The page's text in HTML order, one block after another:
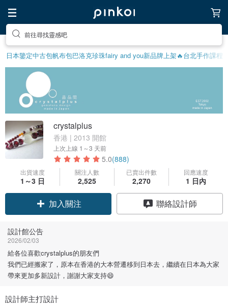
前往尋找靈感吧
日本鑒定中古包帆布包巴洛克珍珠fairy and you新品牌上架🔥台北手作課程
crystalplus
香港 | 2013 開館
上次上線 1～3 天前
5.0(888)
出貨速度
1～3 日
關注人數
2,525
已賣出件數
2,270
回應速度
1 日內
加入關注 聯絡設計師
設計館公告
2026/02/03
給各位喜歡crystalplus的朋友們
我們已經搬家了，原本在香港的大本營遷移到日本去，繼續在日本為大家
帶來更加多新設計，謝謝大家支持😄
設計師主打設計